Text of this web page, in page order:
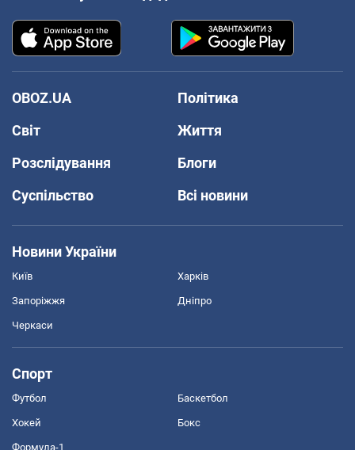
OBOZ.UA
Політика
Світ
Життя
Розслідування
Блоги
Суспільство
Всі новини
Новини України
Київ Харків
Запоріжжя Дніпро
Черкаси
Спорт
Футбол Баскетбол
Хокей Бокс
Формула-1